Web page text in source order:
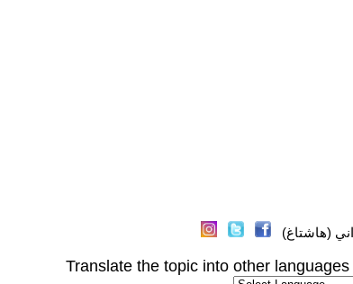
(هاشتاغ)
Translate the topic into other languages